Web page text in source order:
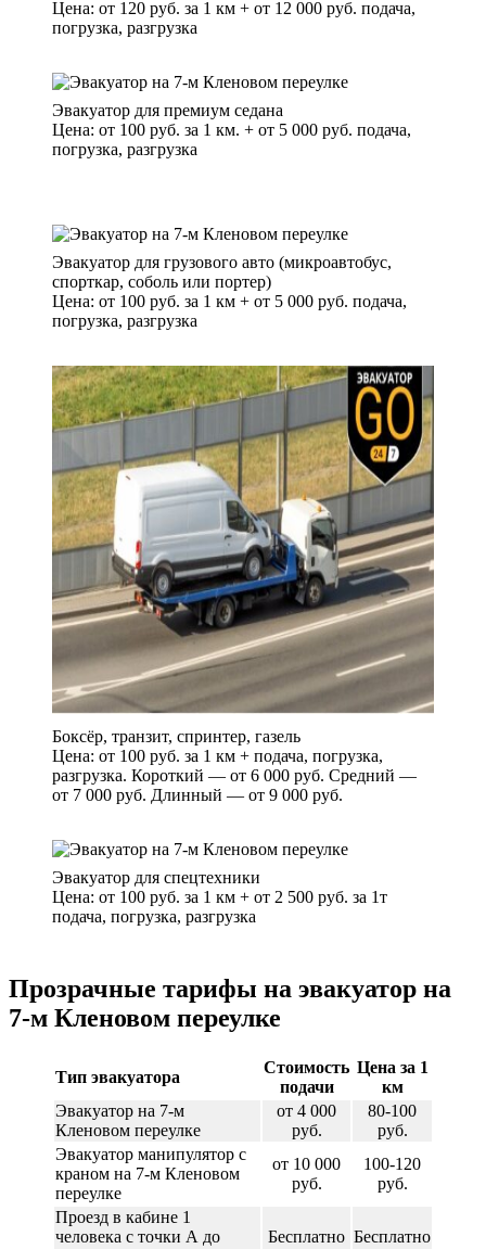
Цена: от 120 руб. за 1 км + от 12 000 руб. подача,
погрузка, разгрузка
Эвакуатор для премиум седана
Цена: от 100 руб. за 1 км. + от 5 000 руб. подача,
погрузка, разгрузка
Эвакуатор для грузового авто (микроавтобус,
спорткар, соболь или портер)
Цена: от 100 руб. за 1 км + от 5 000 руб. подача,
погрузка, разгрузка
Боксёр, транзит, спринтер, газель
Цена: от 100 руб. за 1 км + подача, погрузка,
разгрузка. Короткий — от 6 000 руб. Средний —
от 7 000 руб. Длинный — от 9 000 руб.
Эвакуатор для спецтехники
Цена: от 100 руб. за 1 км + от 2 500 руб. за 1т
подача, погрузка, разгрузка
Прозрачные тарифы на эвакуатор на
7-м Кленовом переулке
Тип эвакуатора
Стоимость
подачи
Цена за 1
км
Эвакуатор на 7-м
Кленовом переулке
от 4 000
руб.
80-100
руб.
Эвакуатор манипулятор с
краном на 7-м Кленовом
переулке
от 10 000
руб.
100-120
руб.
Проезд в кабине 1
человека с точки А до
Бесплатно Бесплатно